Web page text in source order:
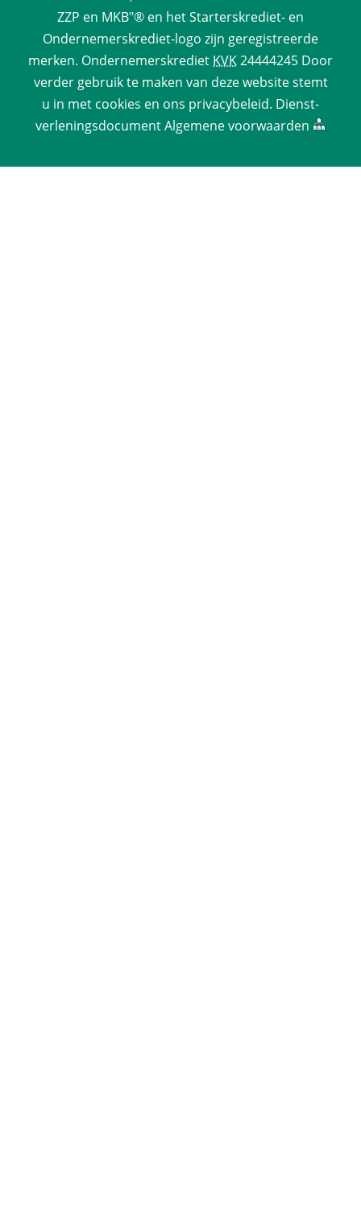
ZZP en MKB"® en het Starterskrediet- en
Ondernemerskrediet-logo zijn geregistreerde
merken. Ondernemerskrediet KVK 24444245 Door
verder gebruik te maken van deze website stemt
u in met cookies en ons privacy­beleid. Dienst­
verlenings­documentAlgemene voorwaarden